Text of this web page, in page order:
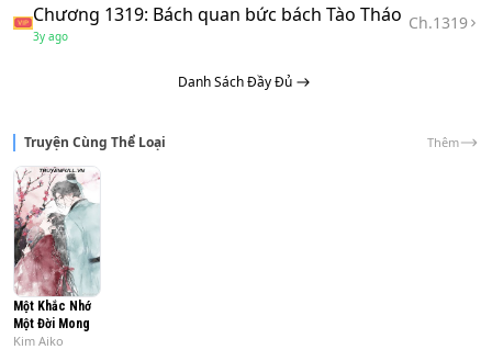
P.s: Truyện có nội dung chữ trong ảnh, cân nhắc trước khi
đọc.
Chương 1319: Bách quan bức bách Tào Tháo
3y ago
Ch.1319
Danh Sách Đầy Đủ
Truyện Cùng Thể Loại Thêm
Một Khắc Nhớ
Một Đời Mong
Kim Aiko